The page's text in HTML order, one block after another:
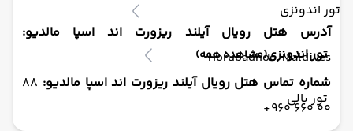
تور اندونزی
تور اندونزی(مشاهده همه)
تور بالی
آدرس هتل رویال آیلند ریزورت اند اسپا مالدیو:
Horubadhoo, Maldives
شماره تماس هتل رویال آیلند ریزورت اند اسپا مالدیو: 88
00 660 960+